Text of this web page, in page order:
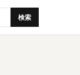
検索